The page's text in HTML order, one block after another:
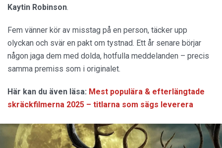
Kaytin Robinson.
Fem vänner kör av misstag på en person, täcker upp
olyckan och svär en pakt om tystnad. Ett år senare börjar
någon jaga dem med dolda, hotfulla meddelanden – precis
samma premiss som i originalet.
Här kan du även läsa: Mest populära & efterlängtade
skräckfilmerna 2025 – titlarna som sägs leverera